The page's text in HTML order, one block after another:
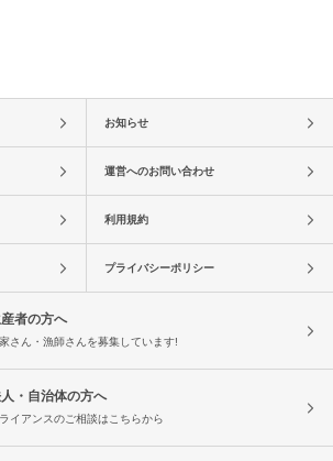
お知らせ
運営へのお問い合わせ
利用規約
プライバシーポリシー
者の方へ
さん・漁師さんを募集しています!
・自治体の方へ
イアンスのご相談はこちらから